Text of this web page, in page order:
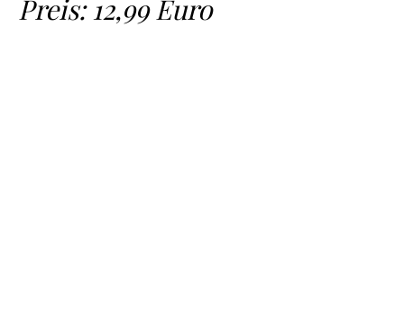
Preis: 12,99 Euro